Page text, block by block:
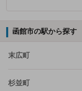
函館市の駅から探す
末広町
杉並町